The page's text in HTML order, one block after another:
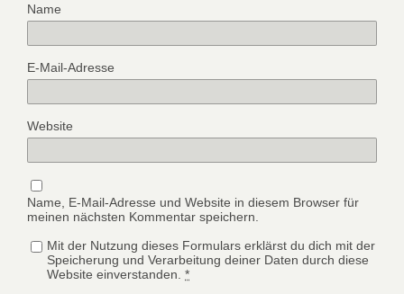
Name
E-Mail-Adresse
Website
Name, E-Mail-Adresse und Website in diesem Browser für
meinen nächsten Kommentar speichern.
Mit der Nutzung dieses Formulars erklärst du dich mit der
Speicherung und Verarbeitung deiner Daten durch diese
Website einverstanden. *